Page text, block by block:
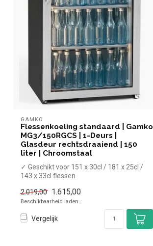
GAMKO
Flessenkoeling standaard | Gamko
MG3/150RGCS | 1-Deurs |
Glasdeur rechtsdraaiend | 150
liter | Chroomstaal
✓ Geschikt voor 151 x 30cl / 181 x 25cl /
143 x 33cl flessen
✓ ...
2.019,00 1.615,00
Beschikbaarheid laden..
Vergelijk